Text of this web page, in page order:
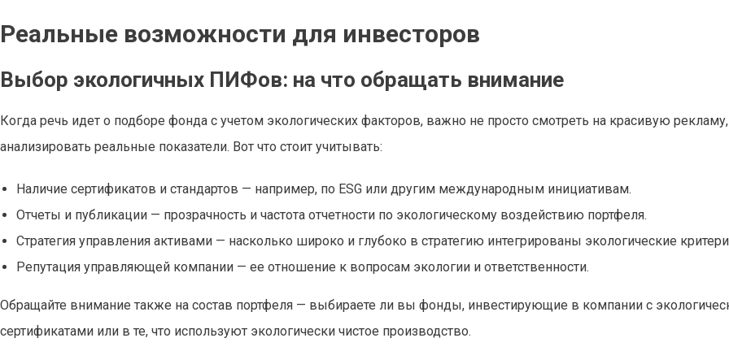
Реальные возможности для инвесторов
Выбор экологичных ПИФов: на что обращать внимание
Когда речь идет о подборе фонда с учетом экологических факторов, важно не просто смотреть на красивую
анализировать реальные показатели. Вот что стоит учитывать:
Наличие сертификатов и стандартов — например, по ESG или другим международным инициативам.
Отчеты и публикации — прозрачность и частота отчетности по экологическому воздействию портфеля.
Стратегия управления активами — насколько широко и глубоко в стратегию интегрированы экологические
Репутация управляющей компании — ее отношение к вопросам экологии и ответственности.
Обращайте внимание также на состав портфеля — выбираете ли вы фонды, инвестирующие в компании с
сертификатами или в те, что используют экологически чистое производство.